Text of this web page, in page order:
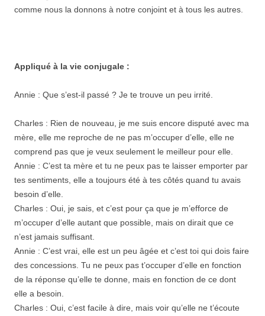
comme nous la donnons à notre conjoint et à tous les autres.
Appliqué à la vie conjugale :
Annie : Que s’est-il passé ? Je te trouve un peu irrité.
Charles : Rien de nouveau, je me suis encore disputé avec ma
mère, elle me reproche de ne pas m’occuper d’elle, elle ne
comprend pas que je veux seulement le meilleur pour elle.
Annie : C’est ta mère et tu ne peux pas te laisser emporter par
tes sentiments, elle a toujours été à tes côtés quand tu avais
besoin d’elle.
Charles : Oui, je sais, et c’est pour ça que je m’efforce de
m’occuper d’elle autant que possible, mais on dirait que ce
n’est jamais suffisant.
Annie : C’est vrai, elle est un peu âgée et c’est toi qui dois faire
des concessions. Tu ne peux pas t’occuper d’elle en fonction
de la réponse qu’elle te donne, mais en fonction de ce dont
elle a besoin.
Charles : Oui, c’est facile à dire, mais voir qu’elle ne t’écoute